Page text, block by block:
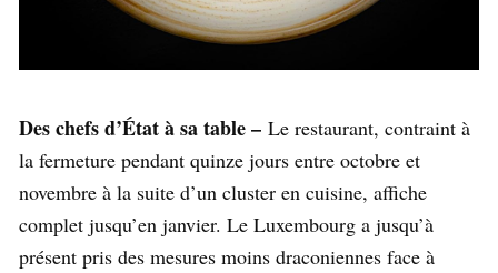
Des chefs d’État à sa table – Le restaurant, contraint à
la fermeture pendant quinze jours entre octobre et
novembre à la suite d’un cluster en cuisine, affiche
complet jusqu’en janvier. Le Luxembourg a jusqu’à
présent pris des mesures moins draconiennes face à